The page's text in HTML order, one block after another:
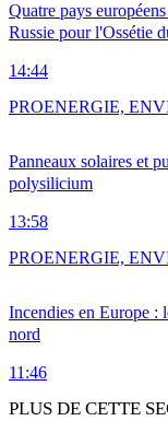
Quatre pays
Russie pour l'Ossétie
14:44
Panneaux solaires et
polysilicium
13:58
PROENERGIE,
Incendies en Europe :
nord
11:46
PROENERGIE,
PLUS DE CETTE